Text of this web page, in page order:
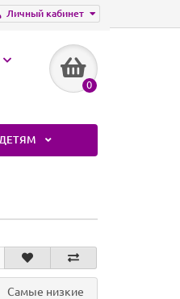
Личный кабинет
0
Самые низкие